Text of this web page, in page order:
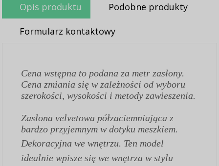
Opis produktu Podobne produkty
Formularz kontaktowy
Cena wstępna to podana za metr zasłony.
Cena zmiania się w zależności od wyboru
szerokości, wysokości i metody zawieszenia.
Zasłona velvetowa półzaciemniająca z
bardzo przyjemnym w dotyku meszkiem.
Dekoracyjna we wnętrzu. Ten model
idealnie wpisze się we wnętrza w stylu